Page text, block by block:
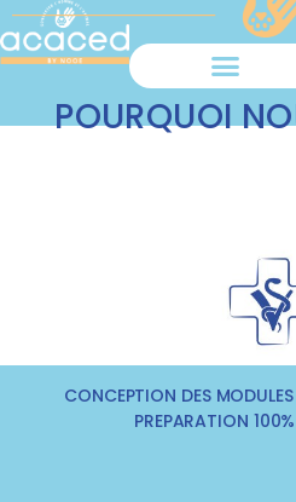
POURQUOI
CONCEPTION DES
PREPARATION